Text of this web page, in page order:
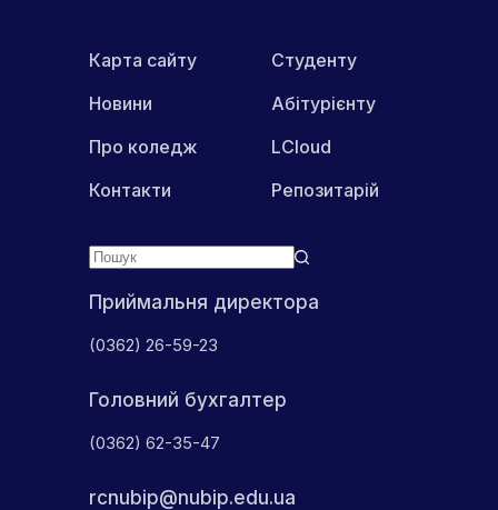
Приймальня директора
(0362) 26-59-23
Головний бухгалтер
(0362) 62-35-47
rcnubip@nubip.edu.ua
Карта сайту
Новини
Про коледж
Контакти
Студенту
Абітурієнту
LCloud
Репозитарій